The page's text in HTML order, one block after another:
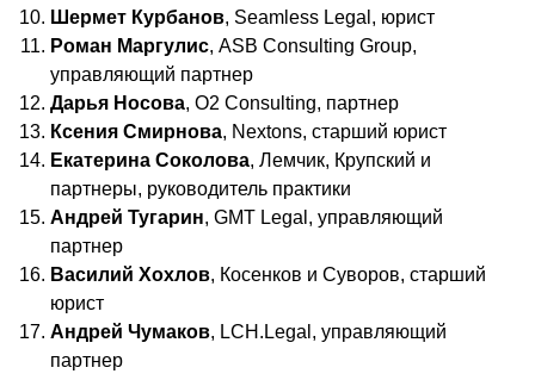
Шермет Курбанов, Seamless Legal, юрист
Роман Маргулис, ASB Consulting Group,
управляющий партнер
Дарья Носова, O2 Consulting, партнер
Ксения Смирнова, Nextons, старший юрист
Екатерина Соколова, Лемчик, Крупский и
партнеры, руководитель практики
Андрей Тугарин, GMT Legal, управляющий
партнер
Василий Хохлов, Косенков и Суворов, старший
юрист
Андрей Чумаков, LCH.Legal, управляющий
партнер